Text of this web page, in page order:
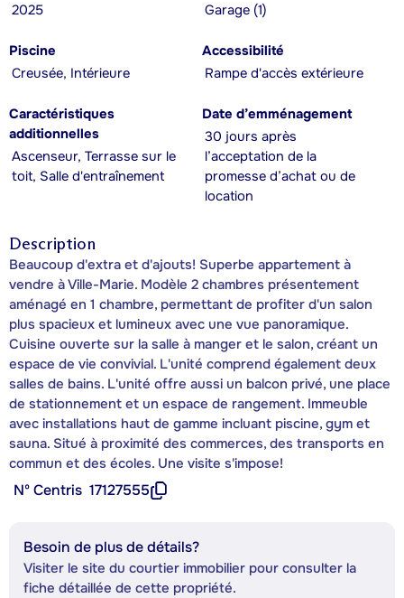
2025
Garage (1)
Piscine
Creusée, Intérieure
Accessibilité
Rampe d'accès extérieure
Caractéristiques
additionnelles
Ascenseur, Terrasse sur le
toit, Salle d'entraînement
Date d’emménagement
30 jours après
l’acceptation de la
promesse d’achat ou de
location
Description
Beaucoup d'extra et d'ajouts! Superbe appartement à
vendre à Ville-Marie. Modèle 2 chambres présentement
aménagé en 1 chambre, permettant de profiter d'un salon
plus spacieux et lumineux avec une vue panoramique.
Cuisine ouverte sur la salle à manger et le salon, créant un
espace de vie convivial. L'unité comprend également deux
salles de bains. L'unité offre aussi un balcon privé, une place
de stationnement et un espace de rangement. Immeuble
avec installations haut de gamme incluant piscine, gym et
sauna. Situé à proximité des commerces, des transports en
commun et des écoles. Une visite s'impose!
Nº Centris 17127555
Besoin de plus de détails?
Visiter le site du courtier immobilier pour consulter la
fiche détaillée de cette propriété.